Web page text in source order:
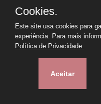
Cookies.
Este site usa cookies para
experiência. Para mais
Política de Privacidade.
Aceitar